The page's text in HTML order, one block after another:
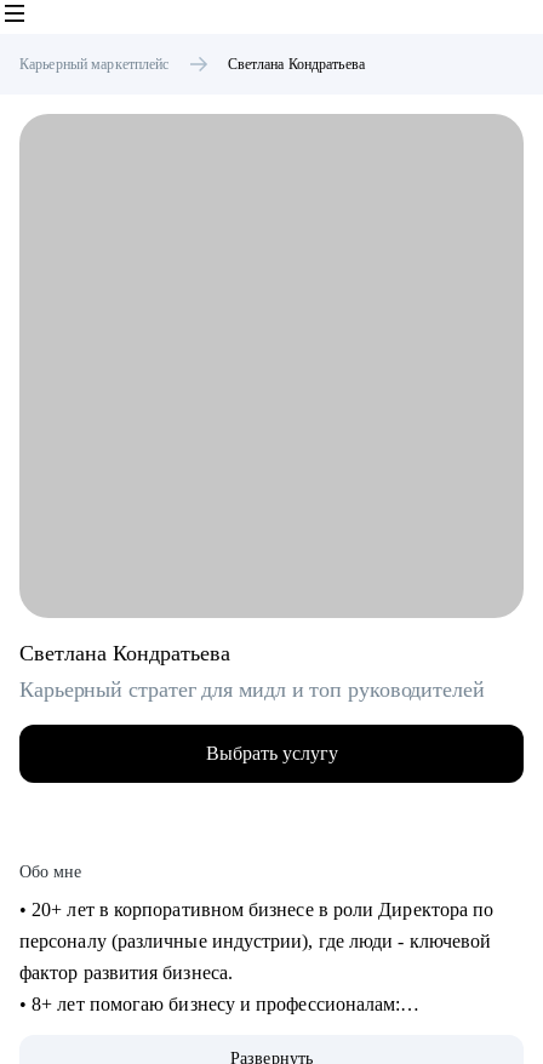
Карьерный маркетплейс Светлана Кондратьева
Светлана Кондратьева
Карьерный стратег для мидл и топ руководителей
Выбрать услугу
Обо мне
• 20+ лет в корпоративном бизнесе в роли Директора по
персоналу (различные индустрии), где люди - ключевой
фактор развития бизнеса.
• 8+ лет помогаю бизнесу и профессионалам:
Развернуть